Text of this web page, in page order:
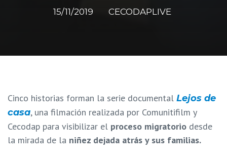
15/11/2019 CECODAPLIVE
Cinco historias forman la serie documental Lejos de
casa, una filmación realizada por Comunitifilm y
Cecodap para visibilizar el proceso migratorio desde
la mirada de la niñez dejada atrás y sus familias.